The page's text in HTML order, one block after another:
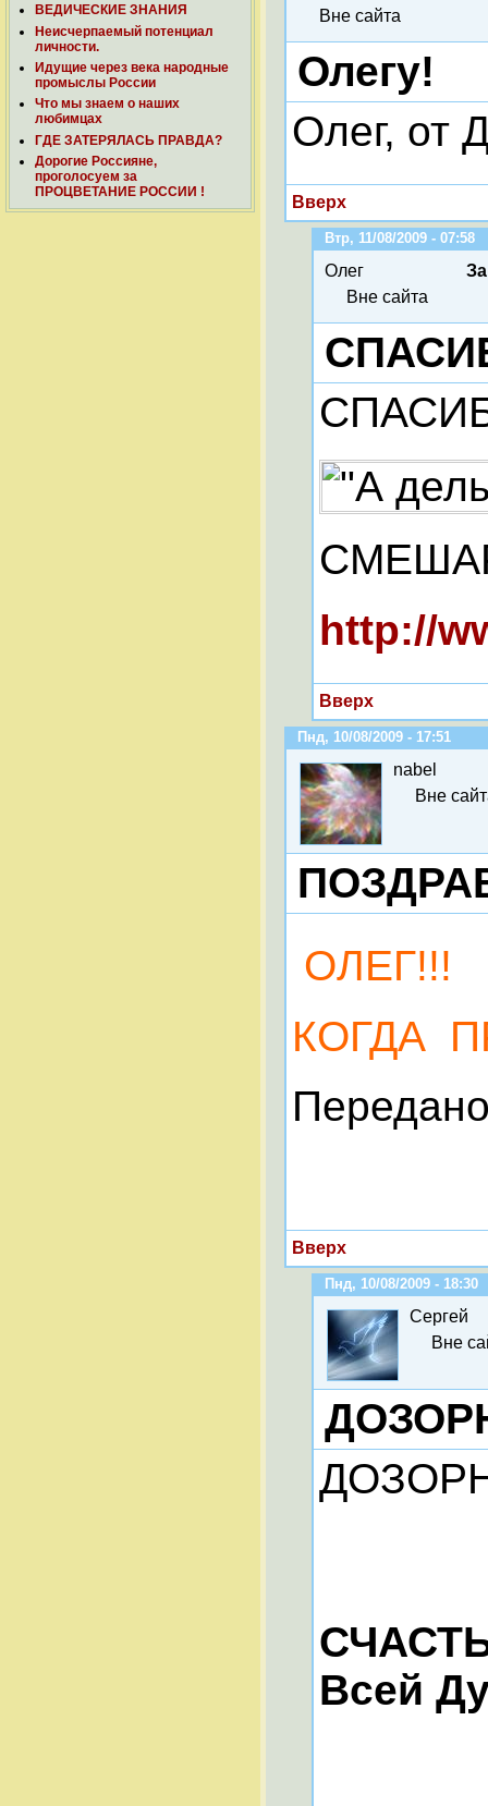
ВЕДИЧЕСКИЕ ЗНАНИЯ
Неисчерпаемый потенциал
личности.
Идущие через века народные
промыслы России
Что мы знаем о наших
любимцах
ГДЕ ЗАТЕРЯЛАСЬ ПРАВДА?
Дорогие Россияне,
проголосуем за
ПРОЦВЕТАНИЕ РОССИИ !
Вне сайта
Олегу!
Олег,
Вверх
Втр, 11/08/2009 - 07:58
Олег
Вне сайта
http://
Вверх
Пнд, 10/08/2009 - 17:51
nabel
Вне
ОЛЕГ!!!
КОГДА
Вверх
Пнд, 10/08/2009 - 18:30
Сергей
Вне
Всей